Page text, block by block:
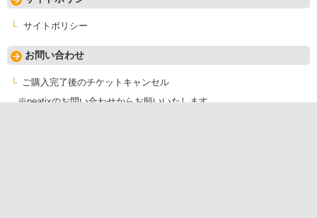
サイトポリシー
お問い合わせ
ご購入完了後のチケットキャンセル
※peatixのお問い合わせからお願いいたします。